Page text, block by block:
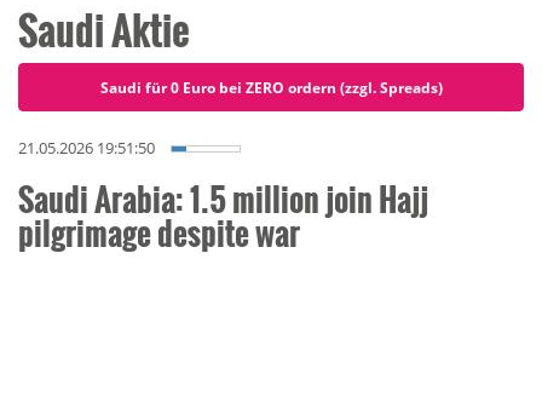
Saudi Aktie
Saudi für 0 Euro bei ZERO ordern (zzgl. Spreads)
21.05.2026 19:51:50
Saudi Arabia: 1.5 million join Hajj
pilgrimage despite war